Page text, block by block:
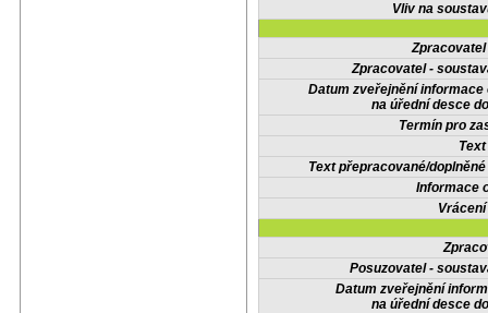
Vliv na
Zpracovatel -
Datum zveřejnění informace
na úřední desce
Termín pro
Text přepracované/
Informace
Posuzovatel -
Datum zveřejnění
na úřední desce